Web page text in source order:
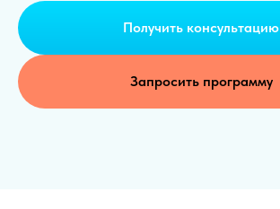
Получить консультацию
Запросить программу